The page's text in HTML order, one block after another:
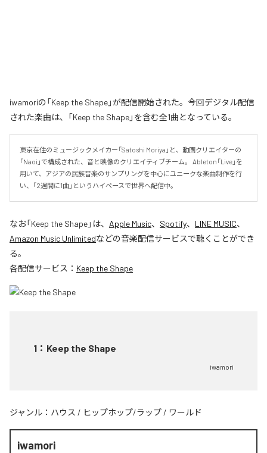
iwamoriの「Keep the Shape」が配信開始された。今回デジタル配信
された楽曲は、「Keep the Shape」を含む全1曲となっている。
東京在住のミュージックメイカー「Satoshi Moriya」と、動画クリエイターの
「Naoi」で構成された、音と映像のクリエイティブチーム。 Ableton「Live」を
用いて、アジアの民族音楽のサンプリングを中心にユニークな楽曲制作を行
い、「2週間に1曲」というハイペースで世界へ配信中。
なお「Keep the Shape」は、 Apple Music、 Spotify、 LINE MUSIC、
Amazon Music Unlimitedなどの音楽配信サービスで聴くことができ
る。
各配信サービス： Keep the Shape
1 ： Keep the Shape
iwamori
ジャンル： ハウス / ヒップホップ/ラップ / ワールド
iwamori